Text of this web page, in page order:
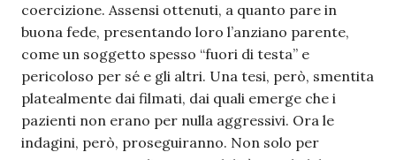
coercizione. Assensi ottenuti, a quanto pare in
buona fede, presentando loro l’anziano parente,
come un soggetto spesso “fuori di testa” e
pericoloso per sé e gli altri. Una tesi, però, smentita
platealmente dai filmati, dai quali emerge che i
pazienti non erano per nulla aggressivi. Ora le
indagini, però, proseguiranno. Non solo per